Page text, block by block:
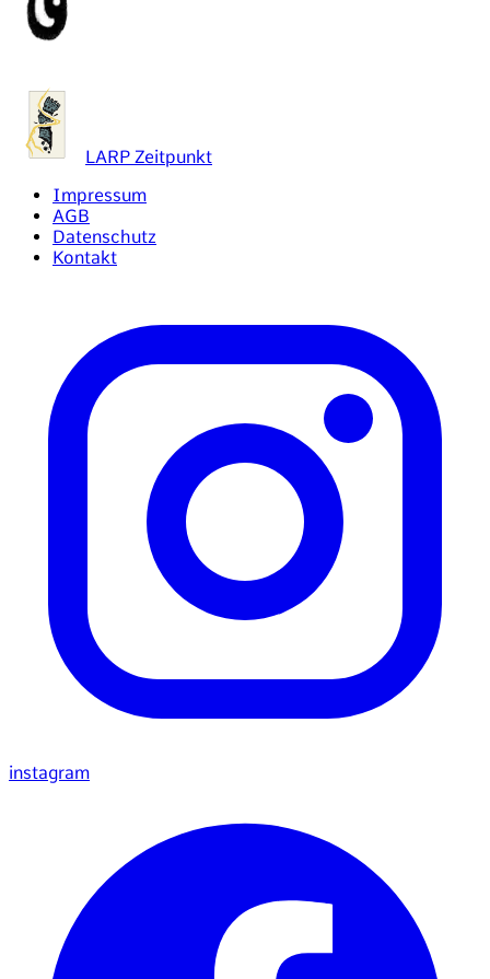
LARP Zeitpunkt
Impressum
AGB
Datenschutz
Kontakt
instagram